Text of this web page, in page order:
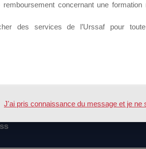
"MALLETTE DU
concernant une
des services de l’Urssaf pour toute
J'ai pris connaissance du message et je ne